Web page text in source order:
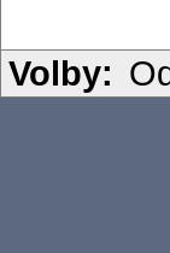
Volby: